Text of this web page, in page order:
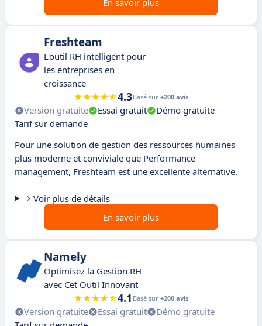
En savoir plus
Freshteam
L'outil RH intelligent pour
les entreprises en
croissance
4.3Basé sur +200 avis
Version gratuite Essai gratuit
Démo gratuite
Tarif sur demande
Pour une solution de gestion des ressources humaines
plus moderne et conviviale que Performance
management, Freshteam est une excellente alternative.
Voir plus de détails
En savoir plus
Namely
Optimisez la Gestion RH
avec Cet Outil Innovant
4.1 Basé sur +200 avis
Version gratuite Essai gratuit
Démo gratuite